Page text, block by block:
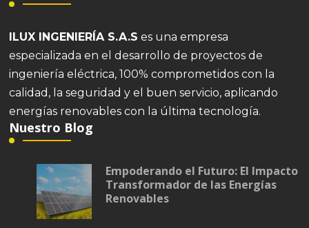
ILUX INGENIERÍA S.A.S es una empresa
especializada en el desarrollo de proyectos de
ingeniería eléctrica, 100% comprometidos con la
calidad, la seguridad y el buen servicio, aplicando
energías renovables con la última tecnología.
Nuestro Blog
Empoderando el Futuro: El Impacto
Transformador de las Energías
Renovables